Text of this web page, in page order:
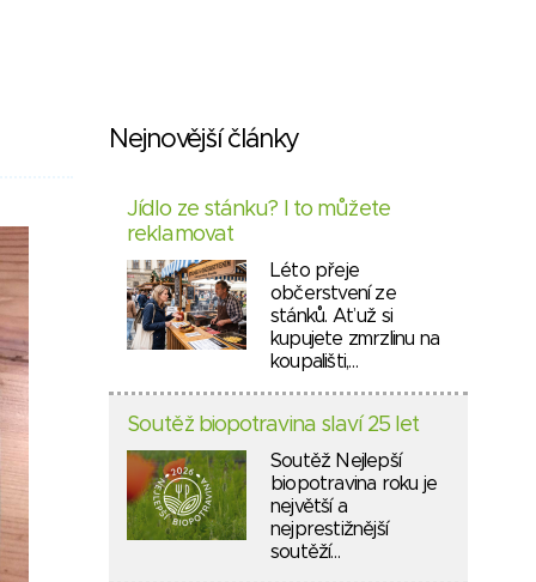
Nejnovější články
Jídlo ze stánku? I to můžete
reklamovat
Léto přeje
občerstvení ze
stánků. Ať už si
kupujete zmrzlinu na
koupališti,…
Soutěž biopotravina slaví 25 let
Soutěž Nejlepší
biopotravina roku je
největší a
nejprestižnější
soutěží…